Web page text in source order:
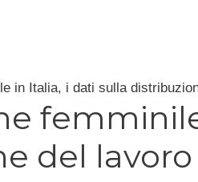
in Italia, i dati sulla
del